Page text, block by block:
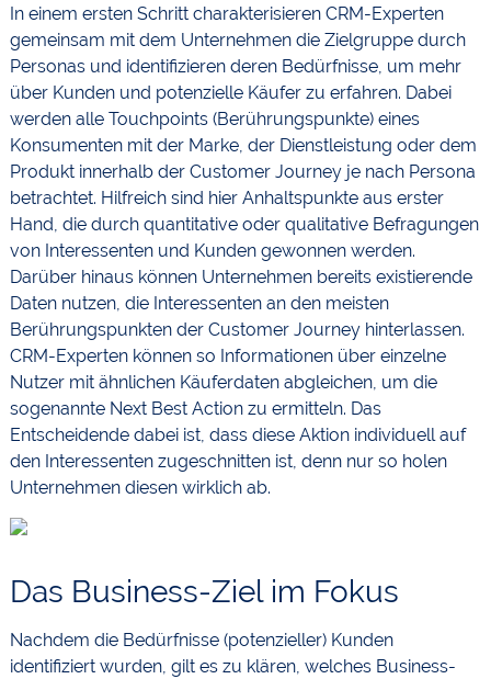
In einem ersten Schritt charakterisieren CRM-Experten
gemeinsam mit dem Unternehmen die Zielgruppe durch
Personas und identifizieren deren Bedürfnisse, um mehr
über Kunden und potenzielle Käufer zu erfahren. Dabei
werden alle Touchpoints (Berührungspunkte) eines
Konsumenten mit der Marke, der Dienstleistung oder dem
Produkt innerhalb der Customer Journey je nach Persona
betrachtet. Hilfreich sind hier Anhaltspunkte aus erster
Hand, die durch quantitative oder qualitative Befragungen
von Interessenten und Kunden gewonnen werden.
Darüber hinaus können Unternehmen bereits existierende
Daten nutzen, die Interessenten an den meisten
Berührungspunkten der Customer Journey hinterlassen.
CRM-Experten können so Informationen über einzelne
Nutzer mit ähnlichen Käuferdaten abgleichen, um die
sogenannte Next Best Action zu ermitteln. Das
Entscheidende dabei ist, dass diese Aktion individuell auf
den Interessenten zugeschnitten ist, denn nur so holen
Unternehmen diesen wirklich ab.
Das Business-Ziel im Fokus
Nachdem die Bedürfnisse (potenzieller) Kunden
identifiziert wurden, gilt es zu klären, welches Business-